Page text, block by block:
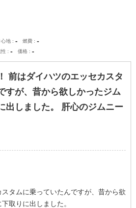
心地 - 燃費 -
性 - 価格 -
前はダイハツのエッセカスタ
すが、昔から欲しかったジム
出しました。 肝心のジムニー
タムに乗っていたんですが、昔から欲
取りに出しました。